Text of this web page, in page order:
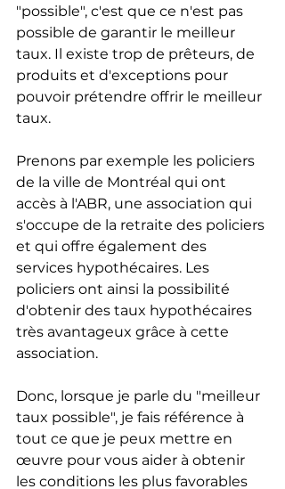
"possible", c'est que ce n'est pas
possible de garantir le meilleur
taux. Il existe trop de prêteurs, de
produits et d'exceptions pour
pouvoir prétendre offrir le meilleur
taux.
Prenons par exemple les policiers
de la ville de Montréal qui ont
accès à l'ABR, une association qui
s'occupe de la retraite des policiers
et qui offre également des
services hypothécaires. Les
policiers ont ainsi la possibilité
d'obtenir des taux hypothécaires
très avantageux grâce à cette
association.
Donc, lorsque je parle du "meilleur
taux possible", je fais référence à
tout ce que je peux mettre en
œuvre pour vous aider à obtenir
les conditions les plus favorables